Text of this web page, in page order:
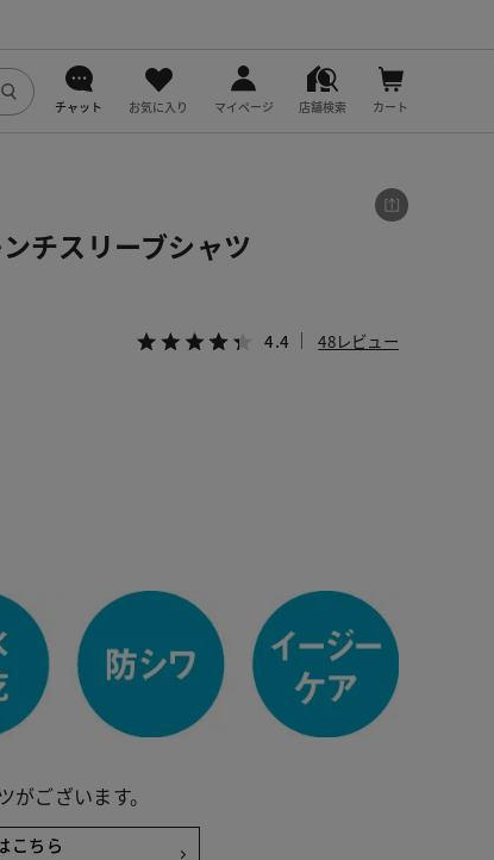
チャット お気に入り マイページ 店舗検索 カート
チスリーブシャツ
4.4 48レビュー
ございます。
こちら